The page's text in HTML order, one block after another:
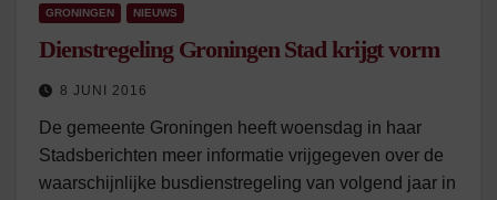
GRONINGEN NIEUWS
Dienstregeling Groningen Stad krijgt vorm
8 JUNI 2016
De gemeente Groningen heeft woensdag in haar
Stadsberichten meer informatie vrijgegeven over de
waarschijnlijke busdienstregeling van volgend jaar in